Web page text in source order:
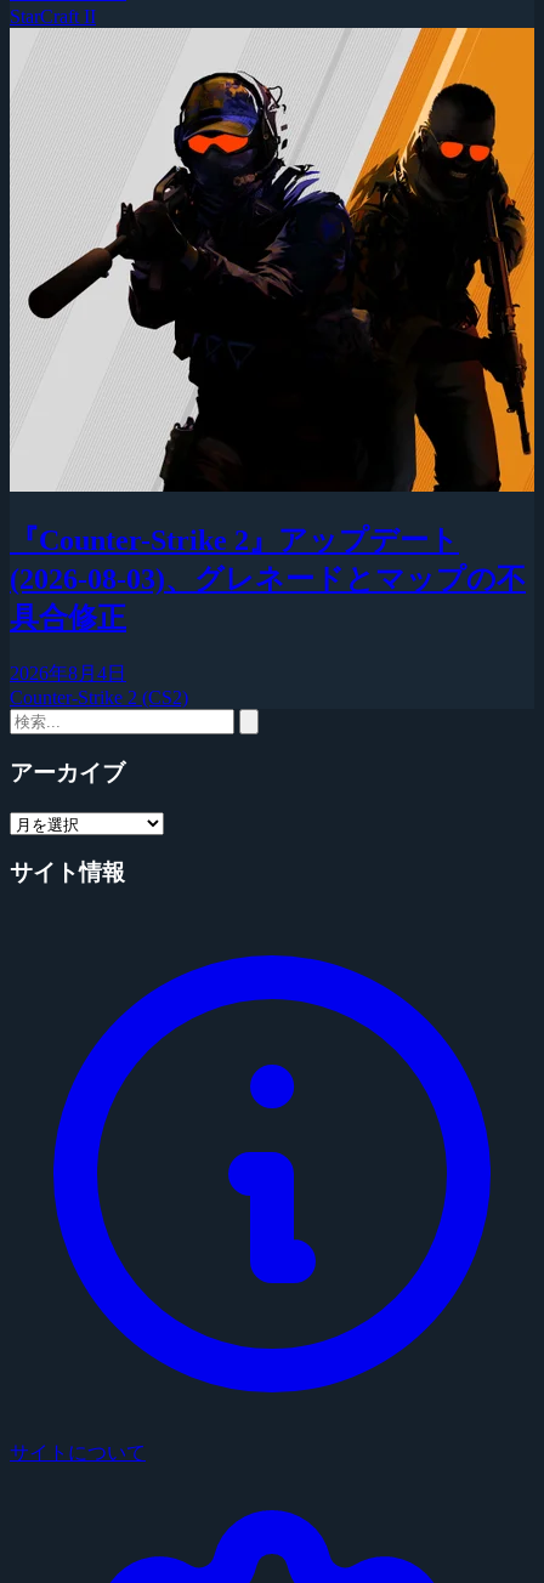
StarCraft II
『Counter-Strike 2』アップデート
(2026-08-03)、グレネードとマップの不
具合修正
2026年8月4日
Counter-Strike 2 (CS2)
アーカイブ
サイト情報
サイトについて